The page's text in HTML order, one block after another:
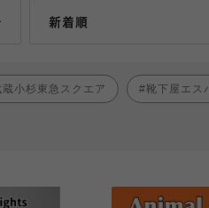
新着順
人気ランキング順
小杉東急スクエア 靴下屋エス